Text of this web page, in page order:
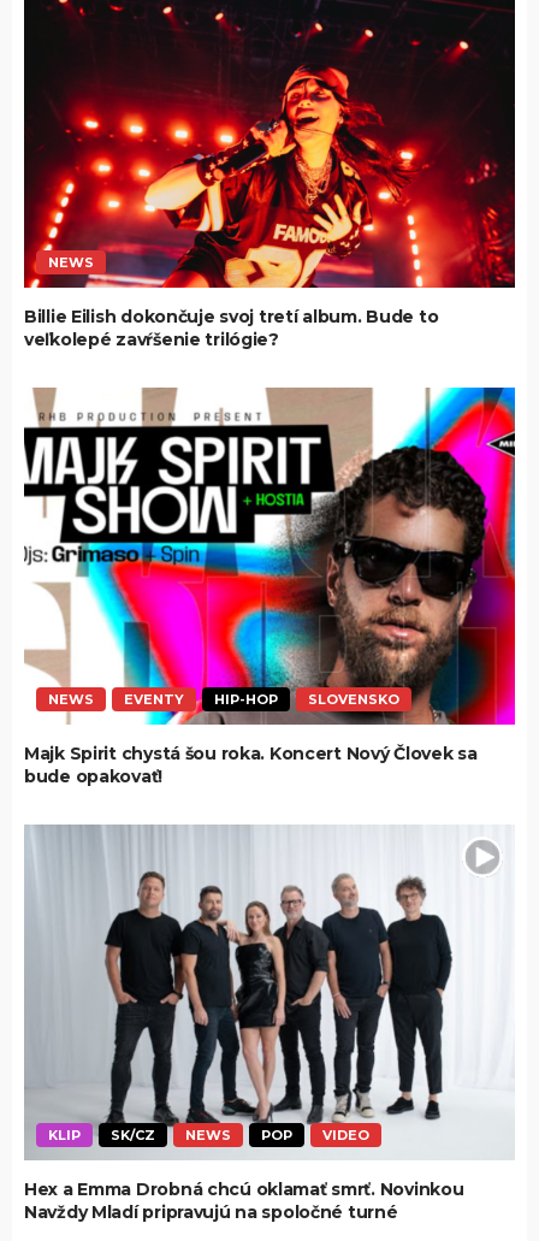
NEWS
Billie Eilish dokončuje svoj tretí album. Bude to
veľkolepé zavŕšenie trilógie?
NEWS EVENTY HIP-HOP SLOVENSKO
Majk Spirit chystá šou roka. Koncert Nový Človek sa
bude opakovať!
KLIP SK/CZ NEWS POP VIDEO
Hex a Emma Drobná chcú oklamať smrť. Novinkou
Navždy Mladí pripravujú na spoločné turné